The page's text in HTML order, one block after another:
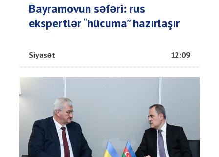
Bayramovun səfəri: rus
ekspertlər “hücuma” hazırlaşır
Siyasət 12:09